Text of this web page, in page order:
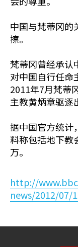
中国与梵蒂冈的
擦。
梵蒂冈曾经承认
对中国自行任命
2011年7月梵蒂
主教黄炳章驱逐
据中国官方统计
料称包括地下教
万。
http://
news/2012/07/